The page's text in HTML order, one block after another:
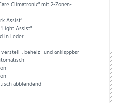
Climatronic" mit 2-Zonen-
Assist"
Assist"
in Leder
, beheiz- und anklappbar
abblendend